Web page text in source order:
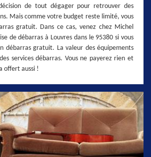
de tout dégager pour retrouver des
Mais comme votre budget reste limité, vous
gratuit. Dans ce cas, venez chez Michel
de débarras à Louvres dans le 95380 si vous
débarras gratuit. La valeur des équipements
services débarras. Vous ne payerez rien et
offert aussi !